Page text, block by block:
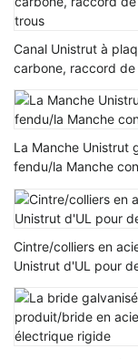
Canal Unistrut à
carbone, raccord
trous
La Manche Unistrut
fendu/la Manche
Cintre/colliers en
Unistrut d'UL pour